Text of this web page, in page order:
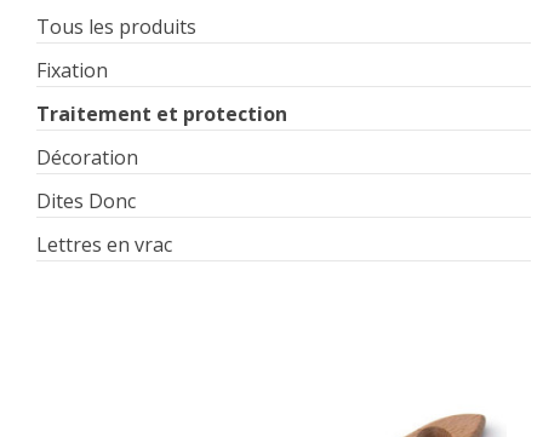
Tous les produits
Fixation
Traitement et protection
Décoration
Dites Donc
Lettres en vrac